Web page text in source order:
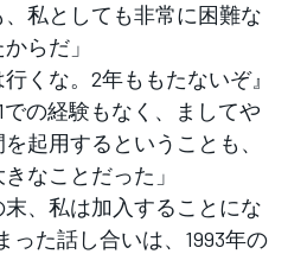
私としても非常に困難な
らだ」
くな。2年ももたないぞ』
の経験もなく、ましてや
起用するということも、
なことだった」
末、私は加入することにな
った話し合いは、1993年の